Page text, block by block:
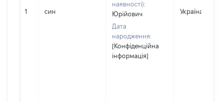
1 син
наявності):
Юрійович
Дата
народження:
[Конфіденційна
інформація]
Україна